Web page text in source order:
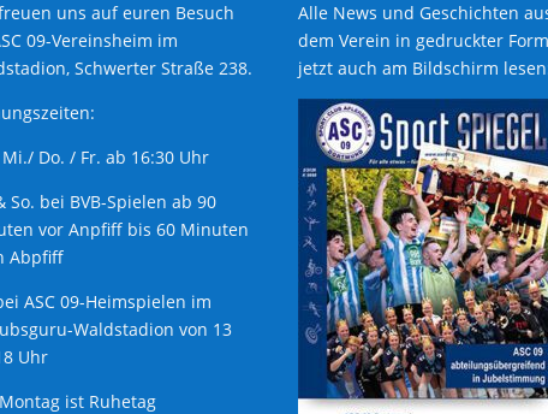
uns auf euren Besuch
09-Vereinsheim im
Schwerter Straße 238.
Do. / Fr. ab 16:30 Uhr
So. bei BVB-Spielen ab 90
vor Anpfiff bis 60 Minuten
Abpfiff
ASC 09-Heimspielen im
Waldstadion von 13
Uhr
ist Ruhetag
Alle News und Geschichten
dem Verein in gedruckter
jetzt auch am Bildschirm